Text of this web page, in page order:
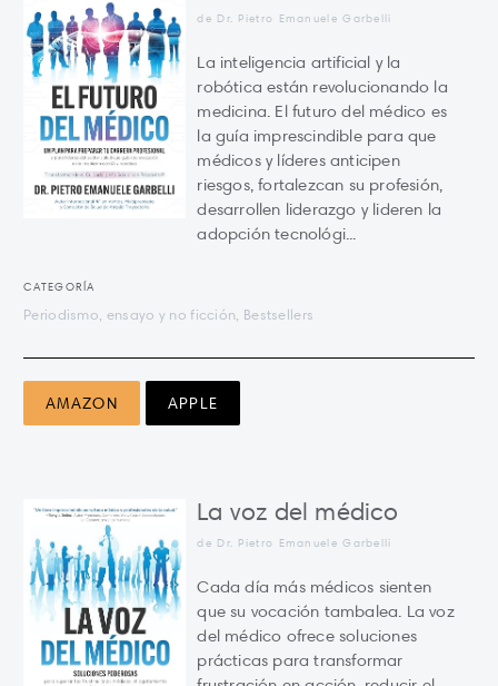
de Dr. Pietro Emanuele Garbelli
La inteligencia artificial y la
robótica están revolucionando la
medicina. El futuro del médico es
la guía imprescindible para que
médicos y líderes anticipen
riesgos, fortalezcan su profesión,
desarrollen liderazgo y lideren la
adopción tecnológi...
CATEGORÍA
Periodismo, ensayo y no ficción, Bestsellers
AMAZON APPLE
La voz del médico
de Dr. Pietro Emanuele Garbelli
Cada día más médicos sienten
que su vocación tambalea. La voz
del médico ofrece soluciones
prácticas para transformar